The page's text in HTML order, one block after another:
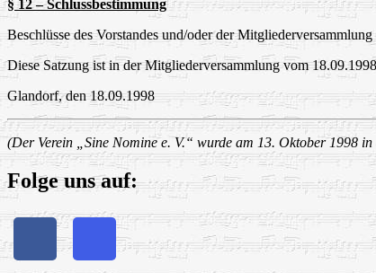
§ 12 – Schlussbestimmung
Beschlüsse des Vorstandes und/oder der
Diese Satzung ist in der Mitgliederversammlung vom
Glandorf, den 18.09.1998
(Der Verein „Sine Nomine e. V.“ wurde am 13. Oktober 1998
Folge uns auf: